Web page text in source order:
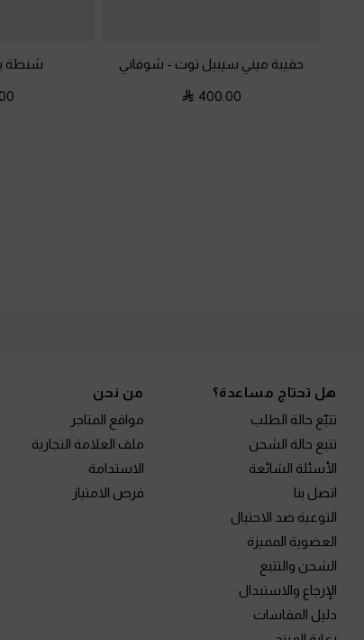
حقيبة ميني سيبيل توت - شوفاني
400.00
شنطة
هل تحتاج مساعدة؟
تتبّع حالة الطلب
تتبع حالة الشحن
الأسئلة الشائعة
اتصل بنا
التوعية ضد الاحتيال
العضوية المميزة
الشحن والتتبع
الإرجاع والاستبدال
دليل المقاسات
من نحن
مواقع المتاجر
ملف العلامة التجارية
الاستدامة
فرص الامتياز